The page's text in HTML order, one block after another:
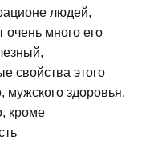
людей,
много его
свойства этого
мужского здоровья.
кроме